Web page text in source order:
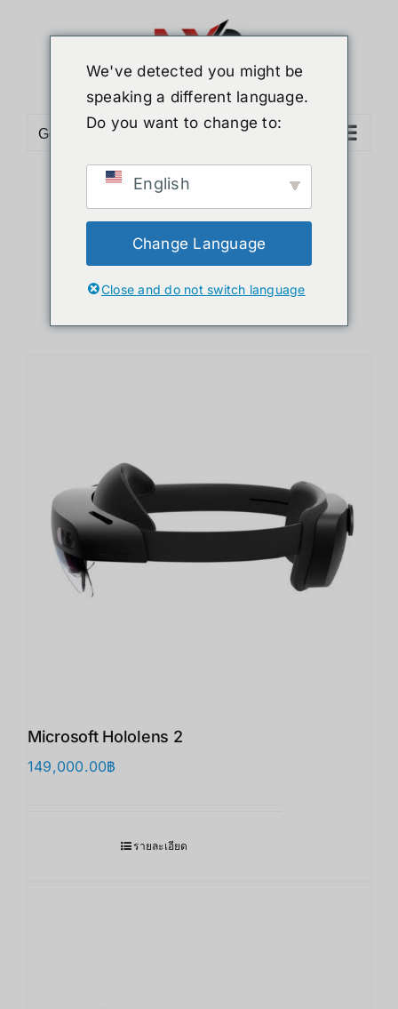
Go to...
Sort byPopularity
Show36 Products
Microsoft Hololens 2
149,000.00฿
รายละเอียด
We've detected you might be
speaking a different language.
Do you want to change to:
English
Change Language
Close and do not switch language